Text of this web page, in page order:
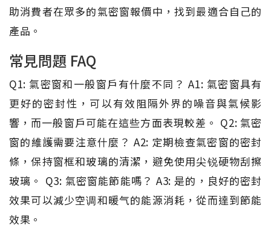
助消費者在眾多的氣密窗報價中，找到最適合自己的
產品。
常見問題 FAQ
Q1: 氣密窗和一般窗戶有什麼不同？ A1: 氣密窗具有
更好的密封性，可以有效阻隔外界的噪音與氣候影
響，而一般窗戶可能在這些方面表現較差。 Q2: 氣密
窗的維護需要注意什麼？ A2: 定期檢查氣密窗的密封
條，保持窗框和玻璃的清潔，避免使用尖锐硬物刮擦
玻璃。 Q3: 氣密窗能節能嗎？ A3: 是的，良好的密封
效果可以減少空调和暖气的能源消耗，從而達到節能
效果。